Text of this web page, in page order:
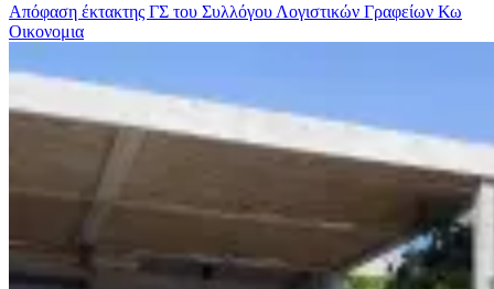
Απόφαση έκτακτης ΓΣ του Συλλόγου Λογιστικών Γραφείων Κω
Οικονομια